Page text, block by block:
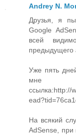
Andrey N.
Друзья, я
Google
всей
предыдущего
Уже пять
мне
ссылка:http://
На всякий
AdSense,